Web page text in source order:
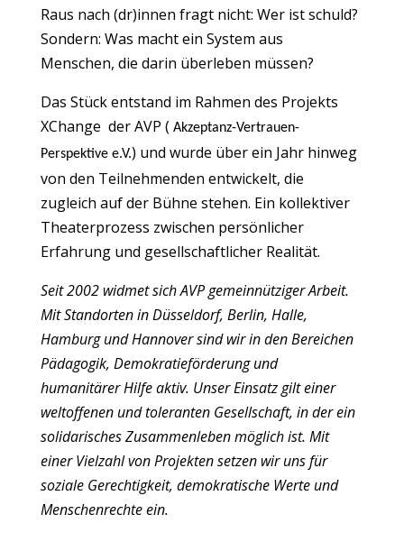
Raus nach (dr)innen fragt nicht: Wer ist schuld?
Sondern: Was macht ein System aus
Menschen, die darin überleben müssen?
Das Stück entstand im Rahmen des Projekts
XChange der AVP ( Akzeptanz-Vertrauen-
Perspektive e.V.) und wurde über ein Jahr hinweg
von den Teilnehmenden entwickelt, die
zugleich auf der Bühne stehen. Ein kollektiver
Theaterprozess zwischen persönlicher
Erfahrung und gesellschaftlicher Realität.
Seit 2002 widmet sich AVP gemeinnütziger Arbeit.
Mit Standorten in Düsseldorf, Berlin, Halle,
Hamburg und Hannover sind wir in den Bereichen
Pädagogik, Demokratieförderung und
humanitärer Hilfe aktiv. Unser Einsatz gilt einer
weltoffenen und toleranten Gesellschaft, in der ein
solidarisches Zusammenleben möglich ist. Mit
einer Vielzahl von Projekten setzen wir uns für
soziale Gerechtigkeit, demokratische Werte und
Menschenrechte ein.